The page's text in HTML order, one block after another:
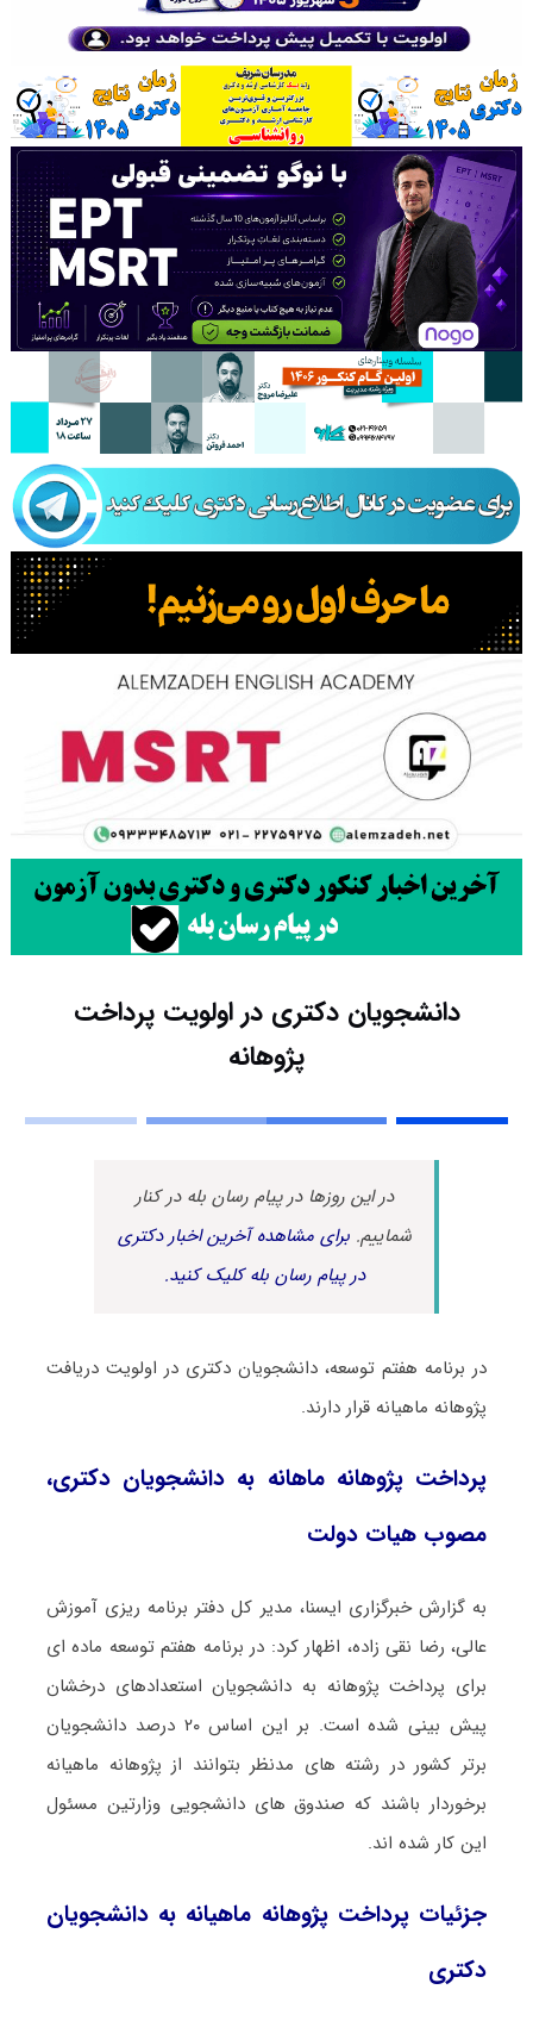
دانشجویان دکتری در اولویت پرداخت
پژوهانه
در این روزها در پیام رسان بله در کنار
شماییم.برای مشاهده آخرین اخبار دکتری
در پیام رسان بله کلیک کنید.
در برنامه هفتم توسعه، دانشجویان دکتری در اولویت دریافت
پژوهانه ماهیانه قرار دارند.
پرداخت پژوهانه ماهانه به دانشجویان دکتری،
مصوب هیات دولت
به گزارش خبرگزاری ایسنا، مدیر کل دفتر برنامه ریزی آموزش
عالی، رضا نقی زاده، اظهار کرد: در برنامه هفتم توسعه ماده ای
برای پرداخت پژوهانه به دانشجویان استعدادهای درخشان
پیش بینی شده است. بر این اساس ۲۰ درصد دانشجویان
برتر کشور در رشته های مدنظر بتوانند از پژوهانه ماهیانه
برخوردار باشند که صندوق های دانشجویی وزارتین مسئول
این کار شده اند.
جزئیات پرداخت پژوهانه ماهیانه به دانشجویان
دکتری